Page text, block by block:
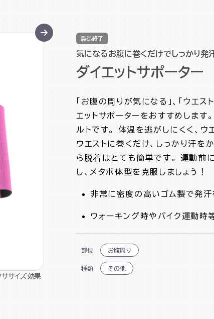
製造終了
気になるお腹に巻くだけでしっかり発
ダイエットサポーター
サイズ効果
「お腹の周りが気になる」、「ウ
エットサポーターをおすすめしま
ルトです。 体温を逃がしにくく、
ウエストに巻くだけ、しっかり汗を
ら脱着はとても簡単です。 運動
し、メタボ体型を克服しましょう！
非常に密度の高いゴム製で発汗
ウォーキング時やバイク運動時
部位 お腹周り
種類 その他